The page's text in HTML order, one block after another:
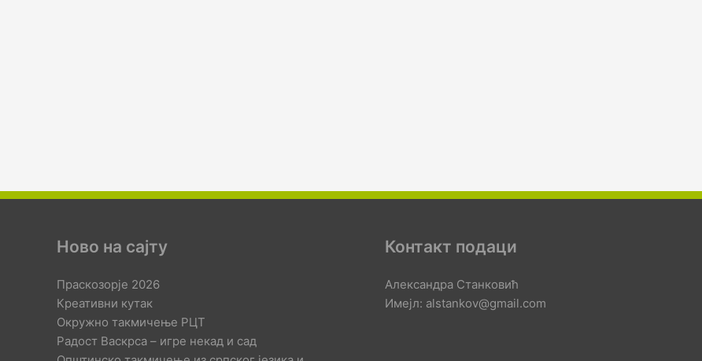
Ново на сајту
Праскозорје 2026
Креативни кутак
Окружно такмичење РЦТ
Радост Васкрса – игре некад и сад
Контакт подаци
Александра Станковић
Имејл: alstankov@gmail.com